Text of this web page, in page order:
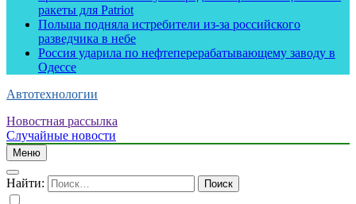
ракеты для Patriot
Польша подняла истребители из-за российского
разведчика в небе
Россия ударила по нефтеперерабатывающему заводу в
Одессе
Автотехнологии
Новостная рассылка
Случайные новости
Меню
Найти: